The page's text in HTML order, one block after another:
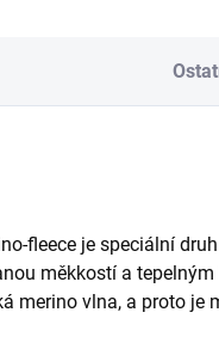
fleece je speciální
měkkostí a
merino vlna, a proto je